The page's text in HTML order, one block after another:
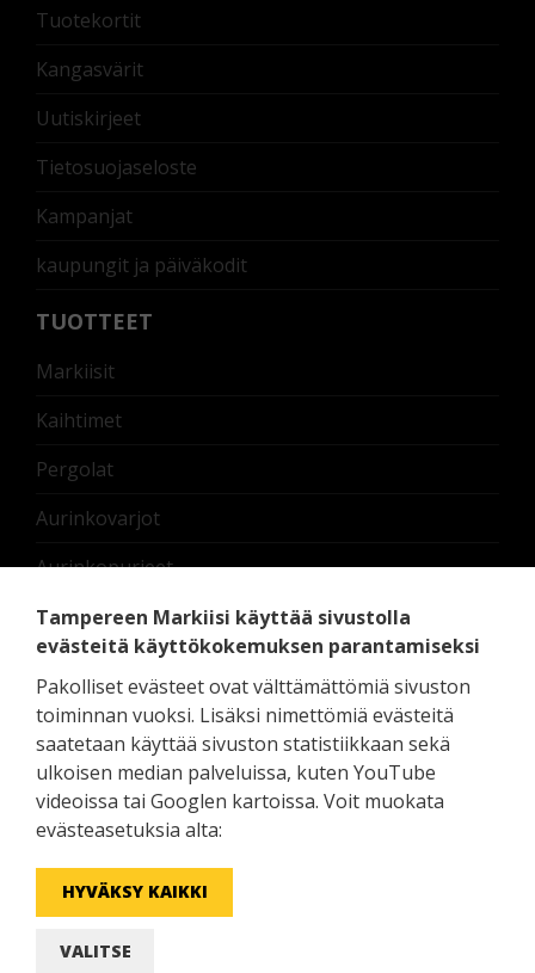
Tuotekortit
Kangasvärit
Uutiskirjeet
Tietosuojaseloste
Kampanjat
kaupungit ja päiväkodit
TUOTTEET
Markiisit
Kaihtimet
Pergolat
Aurinkovarjot
Aurinkopurjeet
Nostettavat lasikaiteet
Terassilämmittimet
Moottorit ja oheislaitteet
Pedelux erikoistuotteet
Zip Screen - screenkaihdin ulos
Facebook
YouTube
Instagram
LinkedIn
Tampereen Markiisi käyttää sivustolla
evästeitä käyttökokemuksen parantamiseksi
Pakolliset evästeet ovat välttämättömiä sivuston
toiminnan vuoksi. Lisäksi nimettömiä evästeitä
saatetaan käyttää sivuston statistiikkaan sekä
ulkoisen median palveluissa, kuten YouTube
videoissa tai Googlen kartoissa. Voit muokata
evästeasetuksia alta:
HYVÄKSY KAIKKI
VALITSE